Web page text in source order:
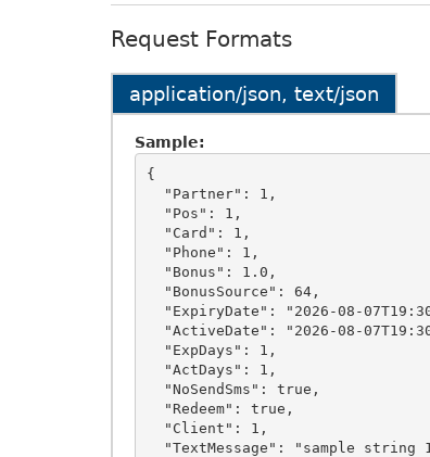
Request Formats
application/json, text/json
Sample:
{